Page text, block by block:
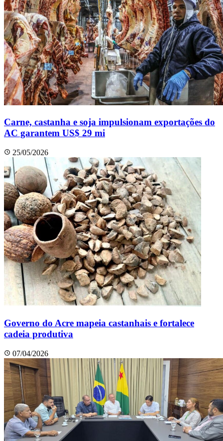
Carne, castanha e soja impulsionam exportações do
AC garantem US$ 29 mi
25/05/2026
Governo do Acre mapeia castanhais e fortalece
cadeia produtiva
07/04/2026